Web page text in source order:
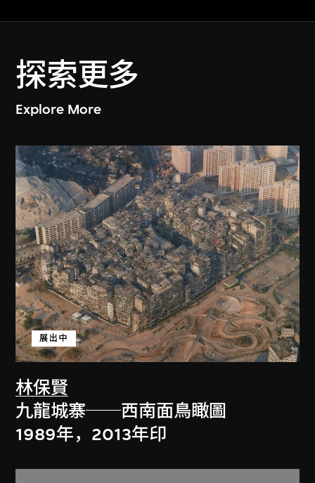
探索更多
Explore More
林保賢
展出中
九龍城寨──西南面鳥瞰圖
1989年，2013年印